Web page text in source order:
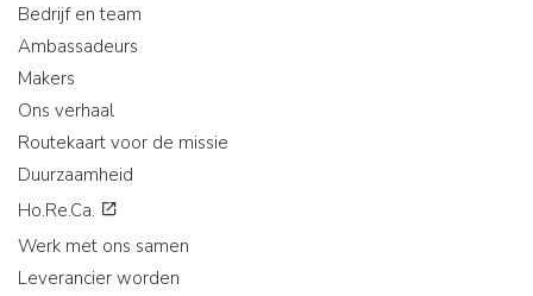
Bedrijf en team
Ambassadeurs
Makers
Ons verhaal
Routekaart voor de missie
Duurzaamheid
Ho.Re.Ca.
Werk met ons samen
Leverancier worden